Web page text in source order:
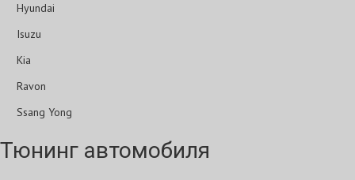
Hyundai
Isuzu
Kia
Ravon
Ssang Yong
Тюнинг автомобиля